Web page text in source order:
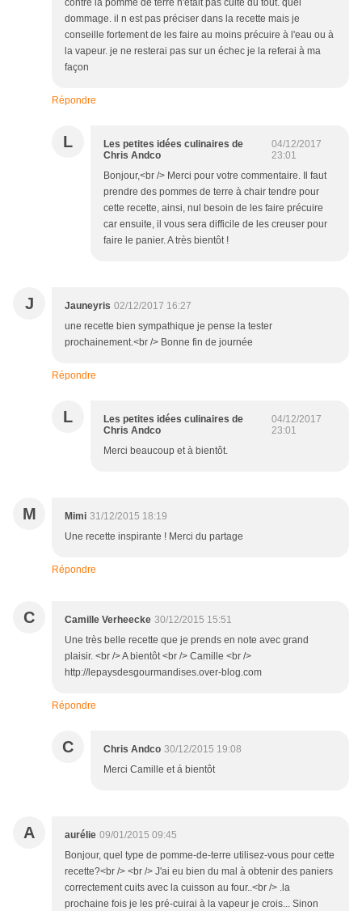
contre la pomme de terre n'était pas cuite du tout. quel
dommage. il n est pas préciser dans la recette mais je
conseille fortement de les faire au moins précuire à l'eau ou à
la vapeur. je ne resterai pas sur un échec je la referai à ma
façon
Répondre
L
Les petites idées culinaires de
Chris Andco
04/12/2017
23:01
Bonjour,<br /> Merci pour votre commentaire. Il faut
prendre des pommes de terre à chair tendre pour
cette recette, ainsi, nul besoin de les faire précuire
car ensuite, il vous sera difficile de les creuser pour
faire le panier. A très bientôt !
J Jauneyris 02/12/2017 16:27
une recette bien sympathique je pense la tester
prochainement.<br /> Bonne fin de journée
Répondre
L
Les petites idées culinaires de
Chris Andco
04/12/2017
23:01
Merci beaucoup et à bientôt.
M Mimi 31/12/2015 18:19
Une recette inspirante ! Merci du partage
Répondre
C Camille Verheecke 30/12/2015 15:51
Une très belle recette que je prends en note avec grand
plaisir. <br /> A bientôt <br /> Camille <br />
http://lepaysdesgourmandises.over-blog.com
Répondre
C Chris Andco 30/12/2015 19:08
Merci Camille et á bientôt
A aurélie 09/01/2015 09:45
Bonjour, quel type de pomme-de-terre utilisez-vous pour cette
recette?<br /> <br /> J'ai eu bien du mal à obtenir des paniers
correctement cuits avec la cuisson au four..<br /> .la
prochaine fois je les pré-cuirai à la vapeur je crois... Sinon